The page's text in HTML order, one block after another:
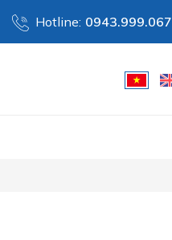
Hotline: 0943.999.067